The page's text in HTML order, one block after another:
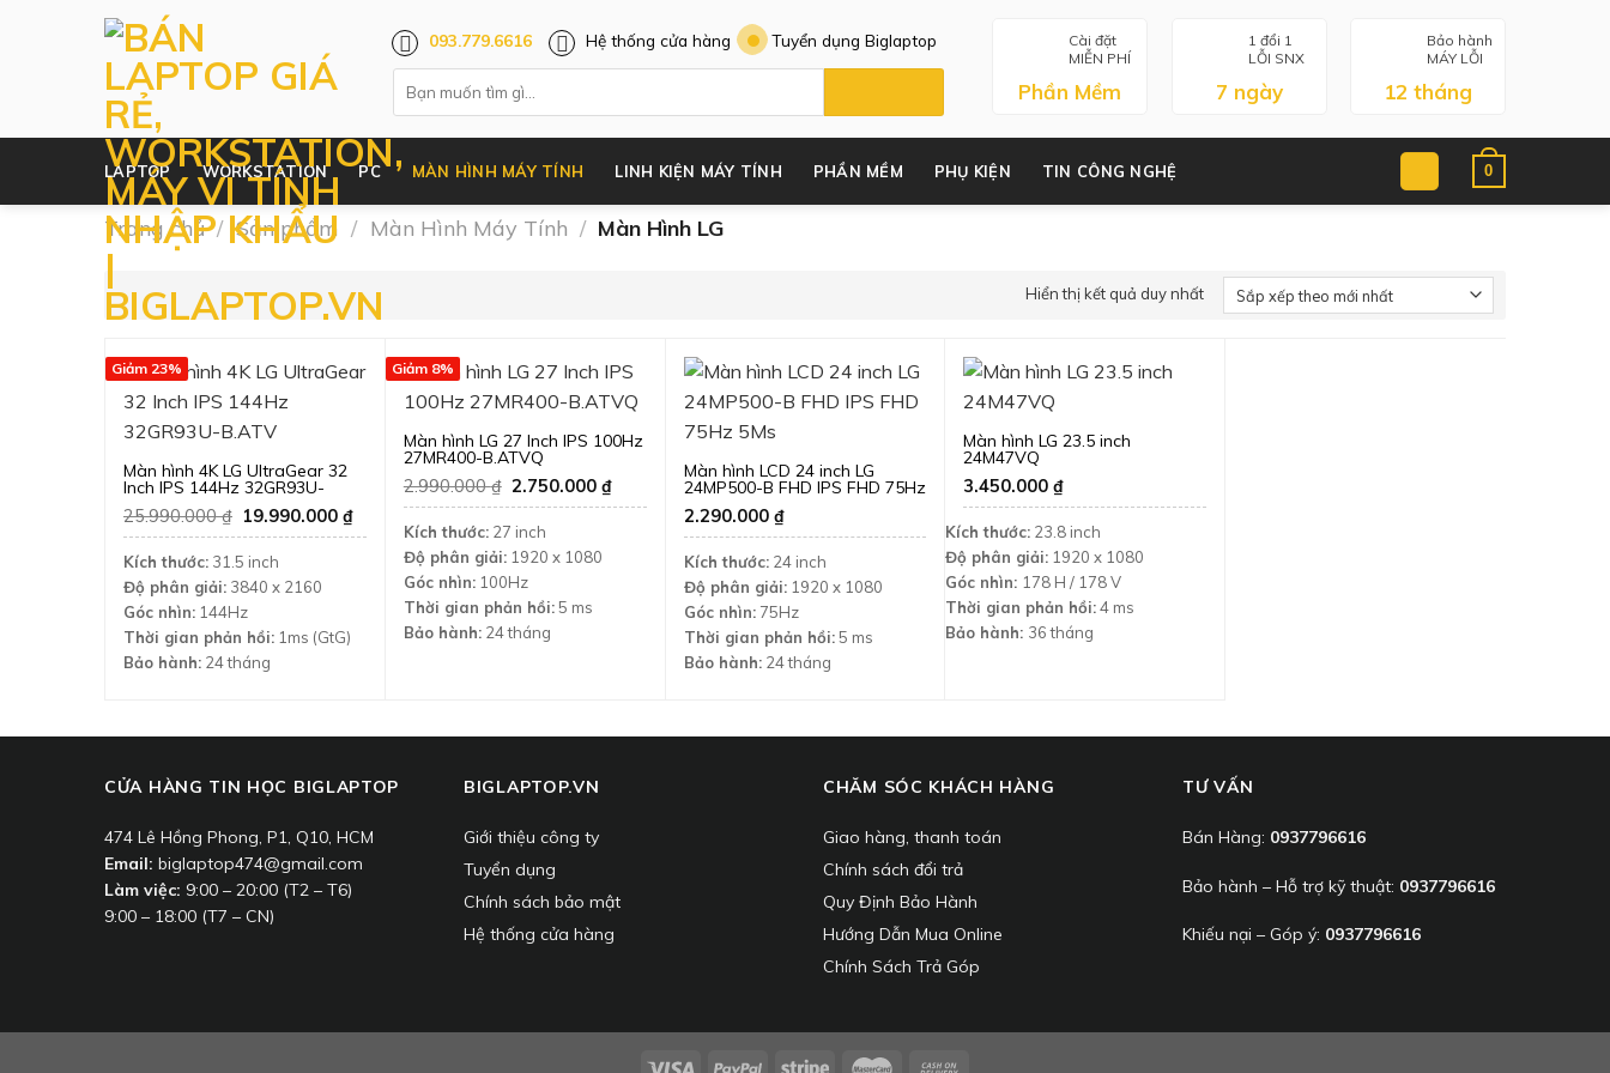
093.779.6616 Hệ thống cửa hàng Tuyển dụng Biglaptop
Cài đặt
MIỄN PHÍ
Phần Mềm
1 đổi 1
LỖI SNX
7 ngày
Bảo hành
MÁY LỖI
12 tháng
LAPTOP WORKSTATION PC MÀN HÌNH MÁY TÍNH LINH KIỆN MÁY TÍNH PHẦN MỀM PHỤ KIỆN TIN CÔNG NGHỆ 0
Trang chủ / Sản phẩm / Màn Hình Máy Tính / Màn Hình LG
Hiển thị kết quả duy nhất
Giảm 23%
Màn hình 4K LG UltraGear 32
Inch IPS 144Hz 32GR93U-
B.ATV
25.990.000₫ Giá
gốc
25.990.000 ₫.
19.990.000₫Giá
hiện
19.990.000 ₫.
Kích thước: 31.5 inch
Độ phân giải: 3840 x 2160
Góc nhìn: 144Hz
Thời gian phản hồi: 1ms (GtG)
Bảo hành: 24 tháng
Giảm 8%
Màn hình LG 27 Inch IPS 100Hz
27MR400-B.ATVQ
2.990.000₫ Giá
gốc
2.990.000 ₫.
2.750.000₫Giá
hiện
2.750.000 ₫.
Kích thước:27 inch
Độ phân giải:1920 x 1080
Góc nhìn:100Hz
Thời gian phản hồi:5 ms
Bảo hành:24 tháng
Màn hình LCD 24 inch LG
24MP500-B FHD IPS FHD 75Hz
5Ms
2.290.000 ₫
Kích thước:24 inch
Độ phân giải:1920 x 1080
Góc nhìn:75Hz
Thời gian phản hồi:5 ms
Bảo hành:24 tháng
Màn hình LG 23.5 inch
24M47VQ
3.450.000₫
Kích thước: 23.8 inch
Độ phân giải: 1920 x 1080
Góc nhìn: 178 H / 178 V
Thời gian phản hồi:4 ms
Bảo hành: 36 tháng
CỬA HÀNG TIN HỌC BIGLAPTOP
474 Lê Hồng Phong, P1, Q10, HCM
Email: biglaptop474@gmail.com
Làm việc: 9:00 – 20:00 (T2 – T6)
9:00 – 18:00 (T7 – CN)
BIGLAPTOP.VN
Giới thiệu công ty
Tuyển dụng
Chính sách bảo mật
Hệ thống cửa hàng
CHĂM SÓC KHÁCH HÀNG
Giao hàng, thanh toán
Chính sách đổi trả
Quy Định Bảo Hành
Hướng Dẫn Mua Online
Chính Sách Trả Góp
TƯ VẤN
Bán Hàng: 0937796616
Bảo hành – Hỗ trợ kỹ thuật: 0937796616
Khiếu nại – Góp ý: 0937796616